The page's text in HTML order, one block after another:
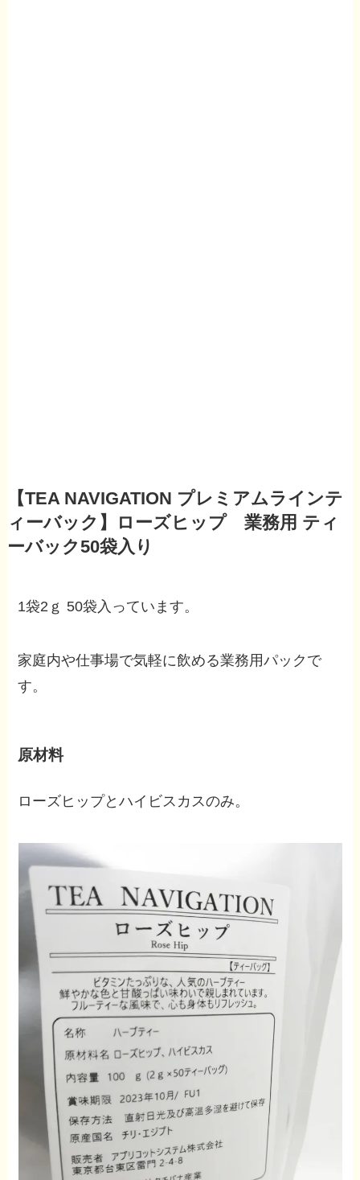
【TEA NAVIGATION プレミアムラインテ
ィーバック】ローズヒップ 業務用 ティ
ーバック50袋入り
1袋2ｇ 50袋入っています。
家庭内や仕事場で気軽に飲める業務用パックで
す。
原材料
ローズヒップとハイビスカスのみ。